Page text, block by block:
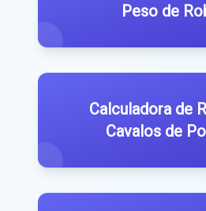
Peso de
Calculadora de
Cavalos de